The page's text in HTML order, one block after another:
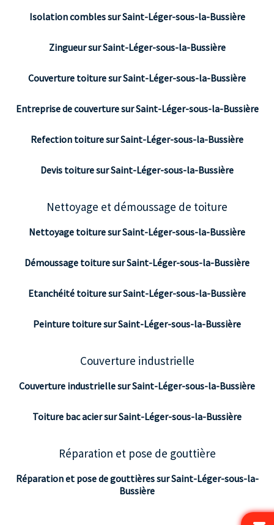
Isolation combles sur Saint-Léger-sous-la-Bussière
Zingueur sur Saint-Léger-sous-la-Bussière
Couverture toiture sur Saint-Léger-sous-la-Bussière
Entreprise de couverture sur Saint-Léger-sous-la-Bussière
Refection toiture sur Saint-Léger-sous-la-Bussière
Devis toiture sur Saint-Léger-sous-la-Bussière
Nettoyage et démoussage de toiture
Nettoyage toiture sur Saint-Léger-sous-la-Bussière
Démoussage toiture sur Saint-Léger-sous-la-Bussière
Etanchéité toiture sur Saint-Léger-sous-la-Bussière
Peinture toiture sur Saint-Léger-sous-la-Bussière
Couverture industrielle
Couverture industrielle sur Saint-Léger-sous-la-Bussière
Toiture bac acier sur Saint-Léger-sous-la-Bussière
Réparation et pose de gouttière
Réparation et pose de gouttières sur Saint-Léger-sous-la-
Bussière